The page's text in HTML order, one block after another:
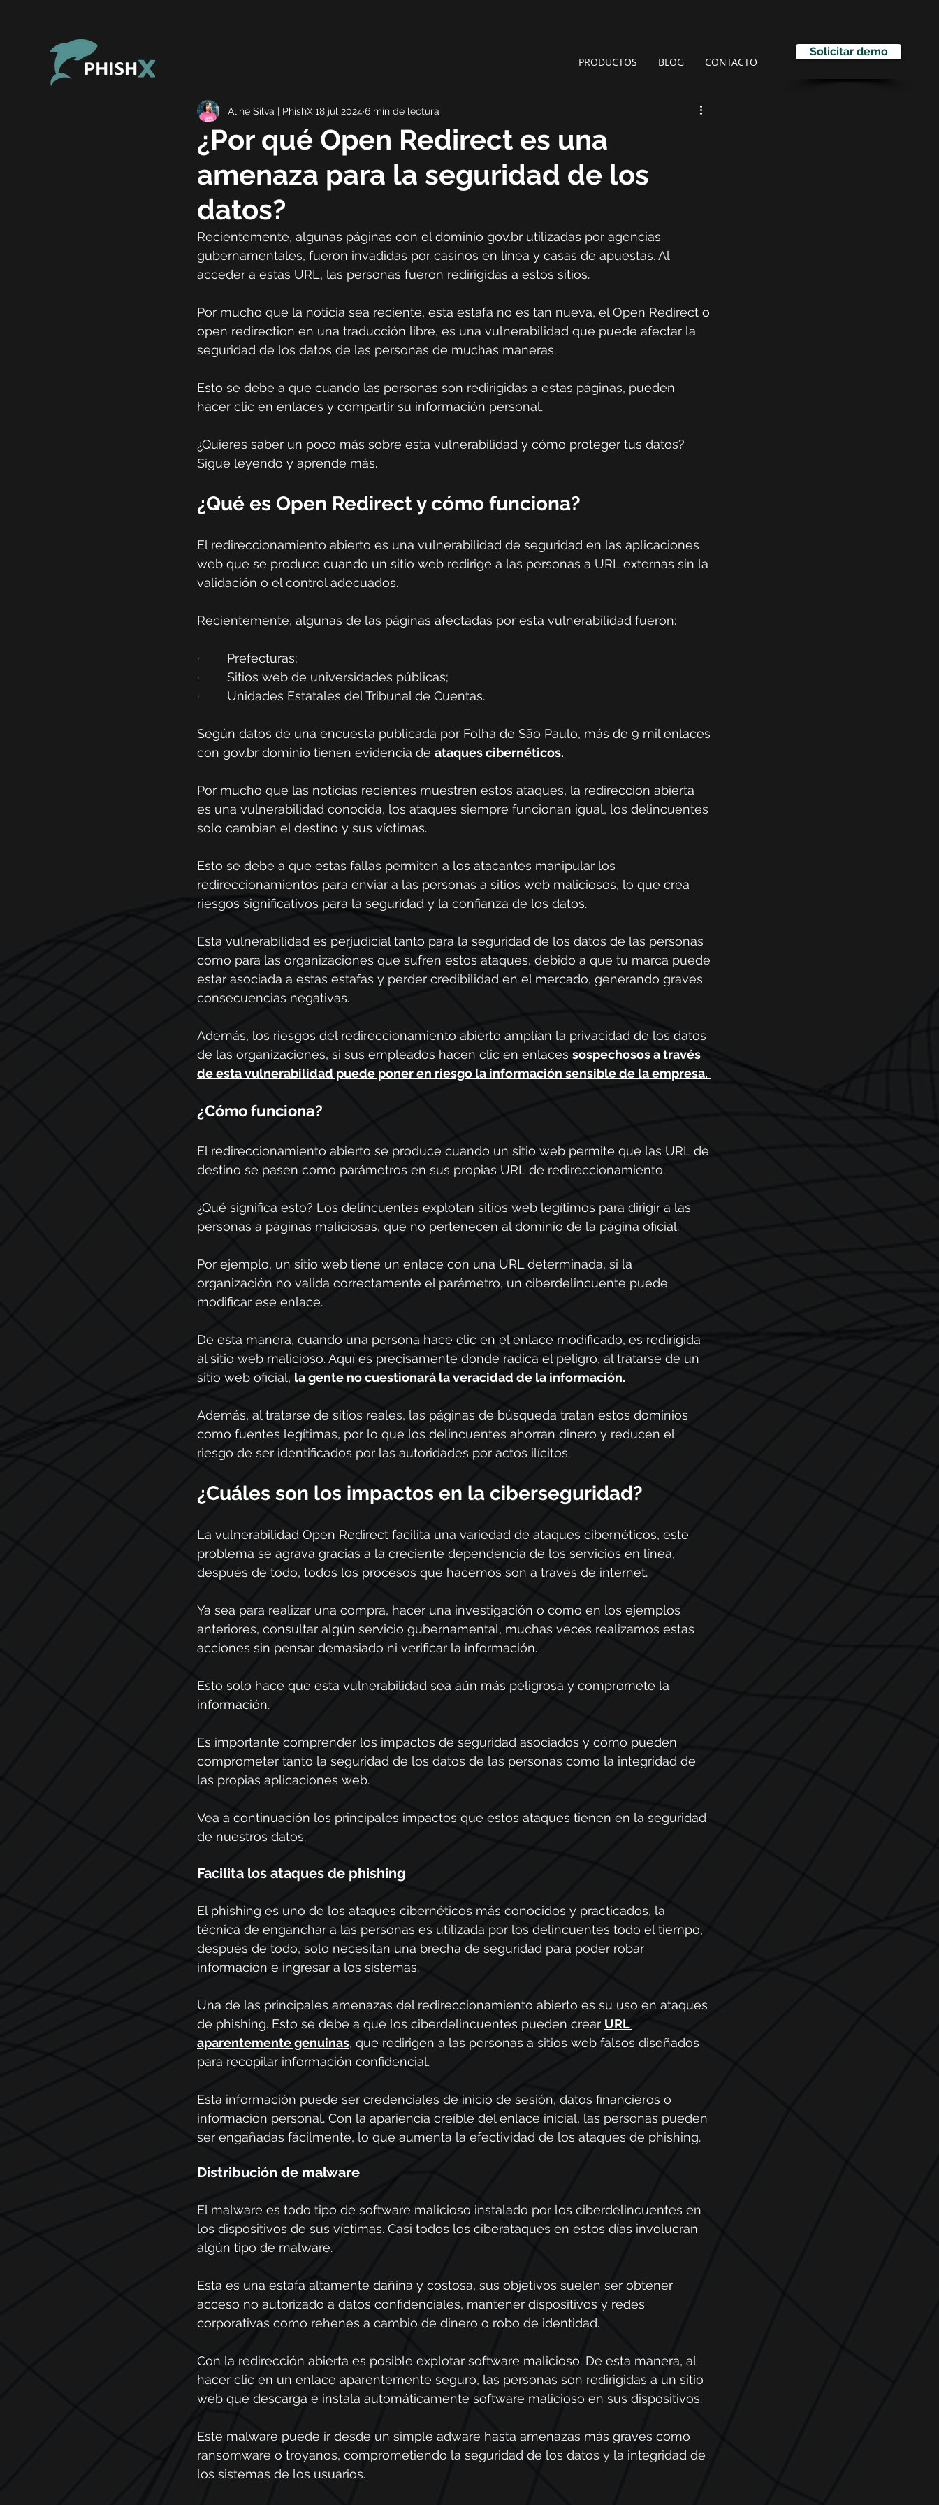
PRODUCTOS BLOG CONTACTO
Solicitar demo
¿Por qué Open Redirect es una
amenaza para la seguridad de los
datos?
Aline Silva | PhishX18 jul 2024 6 min de lectura
Recientemente, algunas páginas con el dominio gov.br utilizadas por agencias
gubernamentales, fueron invadidas por casinos en línea y casas de apuestas. Al
acceder a estas URL, las personas fueron redirigidas a estos sitios.
Por mucho que la noticia sea reciente, esta estafa no es tan nueva, el Open Redirect o
open redirection en una traducción libre, es una vulnerabilidad que puede afectar la
seguridad de los datos de las personas de muchas maneras.
Esto se debe a que cuando las personas son redirigidas a estas páginas, pueden
hacer clic en enlaces y compartir su información personal.
¿Quieres saber un poco más sobre esta vulnerabilidad y cómo proteger tus datos?
Sigue leyendo y aprende más.
¿Qué es Open Redirect y cómo funciona?
El redireccionamiento abierto es una vulnerabilidad de seguridad en las aplicaciones
web que se produce cuando un sitio web redirige a las personas a URL externas sin la
validación o el control adecuados.
Recientemente, algunas de las páginas afectadas por esta vulnerabilidad fueron:
·        Prefecturas;
·        Sitios web de universidades públicas;
·        Unidades Estatales del Tribunal de Cuentas.
Según datos de una encuesta publicada por Folha de São Paulo, más de 9 mil enlaces
con gov.br dominio tienen evidencia de ataques cibernéticos.
Por mucho que las noticias recientes muestren estos ataques, la redirección abierta
es una vulnerabilidad conocida, los ataques siempre funcionan igual, los delincuentes
solo cambian el destino y sus víctimas.
Esto se debe a que estas fallas permiten a los atacantes manipular los
redireccionamientos para enviar a las personas a sitios web maliciosos, lo que crea
riesgos significativos para la seguridad y la confianza de los datos.
Esta vulnerabilidad es perjudicial tanto para la seguridad de los datos de las personas
como para las organizaciones que sufren estos ataques, debido a que tu marca puede
estar asociada a estas estafas y perder credibilidad en el mercado, generando graves
consecuencias negativas.
Además, los riesgos del redireccionamiento abierto amplían la privacidad de los datos
de las organizaciones, si sus empleados hacen clic en enlaces sospechosos a través
de esta vulnerabilidad puede poner en riesgo la información sensible de la empresa.
¿Cómo funciona?
El redireccionamiento abierto se produce cuando un sitio web permite que las URL de
destino se pasen como parámetros en sus propias URL de redireccionamiento.
¿Qué significa esto? Los delincuentes explotan sitios web legítimos para dirigir a las
personas a páginas maliciosas, que no pertenecen al dominio de la página oficial.
Por ejemplo, un sitio web tiene un enlace con una URL determinada, si la
organización no valida correctamente el parámetro, un ciberdelincuente puede
modificar ese enlace.
De esta manera, cuando una persona hace clic en el enlace modificado, es redirigida
al sitio web malicioso. Aquí es precisamente donde radica el peligro, al tratarse de un
sitio web oficial, la gente no cuestionará la veracidad de la información.
Además, al tratarse de sitios reales, las páginas de búsqueda tratan estos dominios
como fuentes legítimas, por lo que los delincuentes ahorran dinero y reducen el
riesgo de ser identificados por las autoridades por actos ilícitos.
¿Cuáles son los impactos en la ciberseguridad?
La vulnerabilidad Open Redirect facilita una variedad de ataques cibernéticos, este
problema se agrava gracias a la creciente dependencia de los servicios en línea,
después de todo, todos los procesos que hacemos son a través de internet.
Ya sea para realizar una compra, hacer una investigación o como en los ejemplos
anteriores, consultar algún servicio gubernamental, muchas veces realizamos estas
acciones sin pensar demasiado ni verificar la información.
Esto solo hace que esta vulnerabilidad sea aún más peligrosa y compromete la
información.
Es importante comprender los impactos de seguridad asociados y cómo pueden
comprometer tanto la seguridad de los datos de las personas como la integridad de
las propias aplicaciones web.
Vea a continuación los principales impactos que estos ataques tienen en la seguridad
de nuestros datos.
Facilita los ataques de phishing
El phishing es uno de los ataques cibernéticos más conocidos y practicados, la
técnica de enganchar a las personas es utilizada por los delincuentes todo el tiempo,
después de todo, solo necesitan una brecha de seguridad para poder robar
información e ingresar a los sistemas.
Una de las principales amenazas del redireccionamiento abierto es su uso en ataques
de phishing. Esto se debe a que los ciberdelincuentes pueden crear URL
aparentemente genuinas, que redirigen a las personas a sitios web falsos diseñados
para recopilar información confidencial.
Esta información puede ser credenciales de inicio de sesión, datos financieros o
información personal. Con la apariencia creíble del enlace inicial, las personas pueden
ser engañadas fácilmente, lo que aumenta la efectividad de los ataques de phishing.
Distribución de malware
El malware es todo tipo de software malicioso instalado por los ciberdelincuentes en
los dispositivos de sus víctimas. Casi todos los ciberataques en estos días involucran
algún tipo de malware.
Esta es una estafa altamente dañina y costosa, sus objetivos suelen ser obtener
acceso no autorizado a datos confidenciales, mantener dispositivos y redes
corporativas como rehenes a cambio de dinero o robo de identidad.
Con la redirección abierta es posible explotar software malicioso. De esta manera, al
hacer clic en un enlace aparentemente seguro, las personas son redirigidas a un sitio
web que descarga e instala automáticamente software malicioso en sus dispositivos.
Este malware puede ir desde un simple adware hasta amenazas más graves como
ransomware o troyanos, comprometiendo la seguridad de los datos y la integridad de
los sistemas de los usuarios.